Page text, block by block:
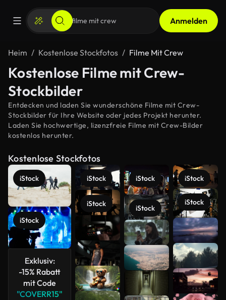
Anmelden
Heim Kostenlose Stockfotos Filme Mit Crew
Kostenlose Filme mit Crew-
Stockbilder
Entdecken und laden Sie wunderschöne Filme mit Crew-
Stockbilder für Ihre Website oder jedes Projekt herunter.
Laden Sie hochwertige, lizenzfreie Filme mit Crew-Bilder
kostenlos herunter.
Kostenlose Stockfotos
iStock
iStock
Exklusiv:
-15% Rabatt
mit Code
"COVERR15"
iStock
iStock
iStock
iStock
iStock
iStock
Mehr
anzeigen